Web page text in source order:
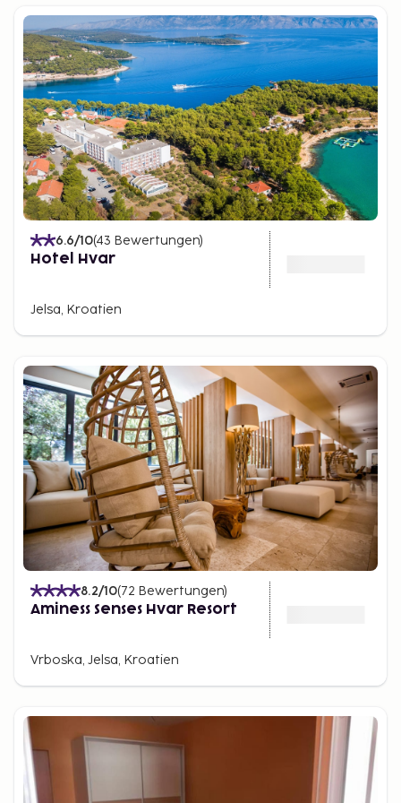
6.6/10(43 Bewertungen)
Hotel Hvar
Jelsa, Kroatien
8.2/10(72 Bewertungen)
Aminess Senses Hvar Resort
Vrboska, Jelsa, Kroatien